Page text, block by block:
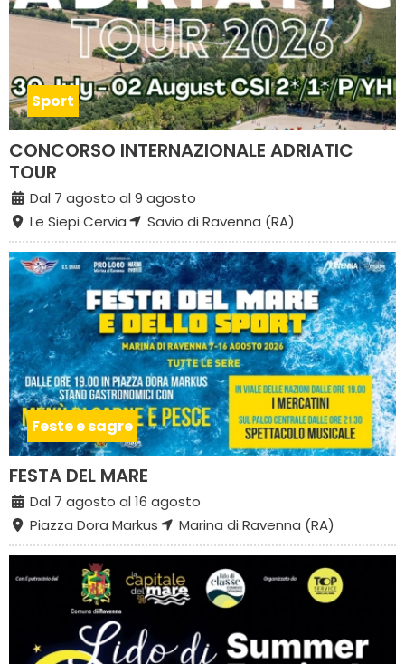
Sport
CONCORSO INTERNAZIONALE ADRIATIC
TOUR
Dal 7 agosto al 9 agosto
Le Siepi Cervia
Savio di Ravenna (RA)
Feste e sagre
FESTA DEL MARE
Dal 7 agosto al 16 agosto
Piazza Dora Markus
Marina di Ravenna (RA)